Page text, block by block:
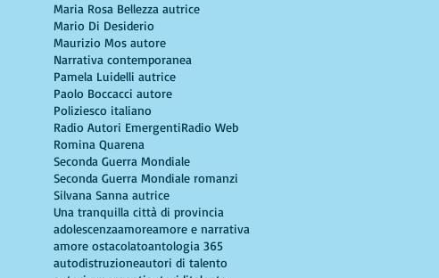
Maria Rosa Bellezza autrice
Mario Di Desiderio
Maurizio Mos autore
Narrativa contemporanea
Pamela Luidelli autrice
Paolo Boccacci autore
Poliziesco italiano
Radio Autori EmergentiRadio Web
Romina Quarena
Seconda Guerra Mondiale
Seconda Guerra Mondiale romanzi
Silvana Sanna autrice
Una tranquilla città di provincia
adolescenzaamoreamore e narrativa
amore ostacolatoantologia 365
autodistruzioneautori di talento